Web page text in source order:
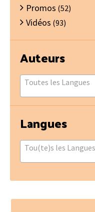
Promos (52)
Vidéos (93)
Auteurs
Toutes les Langues
Langues
Tou(te)s les Langues